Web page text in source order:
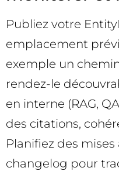
Publiez votre
emplacement
exemple un
rendez-le
en interne (RAG,
des citations,
Planifiez des
changelog pour